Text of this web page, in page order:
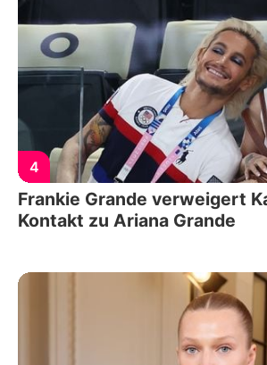
4
Frankie Grande verweigert
Kontakt zu Ariana Grande